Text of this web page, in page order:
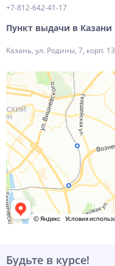
+7-812-642-41-17
Пункт выдачи в Казани
Казань, ул. Родины, 7, корп. 13
Будьте в курсе!